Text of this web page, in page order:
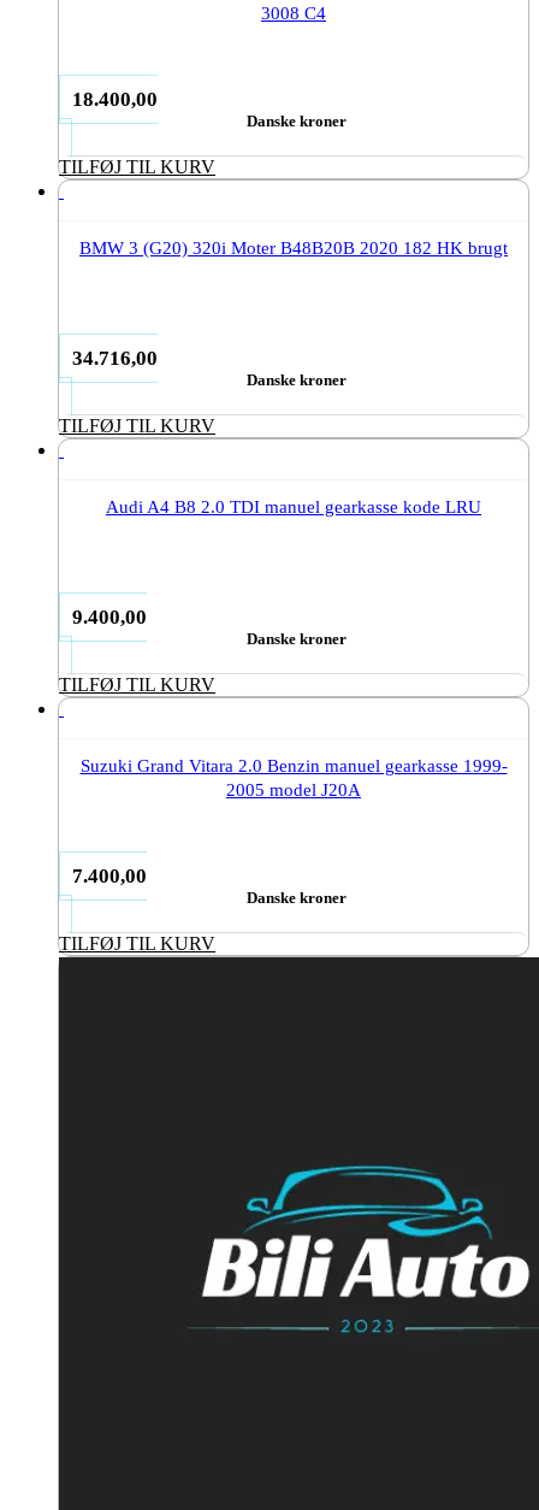
3008 C4
18.400,00
Danske kroner
TILFØJ TIL KURV
BMW 3 (G20) 320i Moter B48B20B 2020 182 HK brugt
34.716,00
Danske kroner
TILFØJ TIL KURV
Audi A4 B8 2.0 TDI manuel gearkasse kode LRU
9.400,00
Danske kroner
TILFØJ TIL KURV
Suzuki Grand Vitara 2.0 Benzin manuel gearkasse 1999-
2005 model J20A
7.400,00
Danske kroner
TILFØJ TIL KURV